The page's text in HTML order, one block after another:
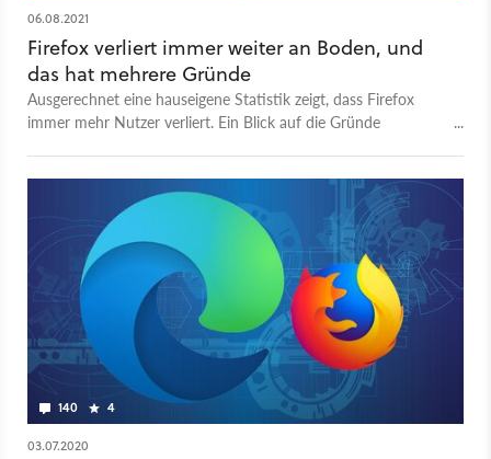
06.08.2021
Firefox verliert immer weiter an Boden, und
das hat mehrere Gründe
Ausgerechnet eine hauseigene Statistik zeigt, dass Firefox
immer mehr Nutzer verliert. Ein Blick auf die Gründe
140 4
03.07.2020